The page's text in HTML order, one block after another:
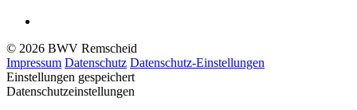
© 2026 BWV Remscheid
Impressum Datenschutz Datenschutz-Einstellungen
Einstellungen gespeichert
Datenschutzeinstellungen